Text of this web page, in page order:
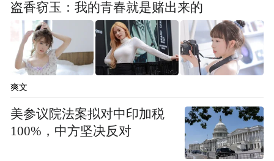
盗香窃玉：我的青春就是赌出来的
爽文
美参议院法案拟对中印加税
100%，中方坚决反对